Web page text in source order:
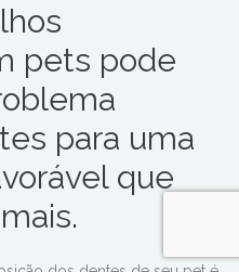
pets pode
para uma
que